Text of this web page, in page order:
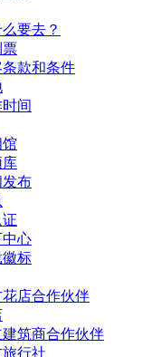
要去？
票
款和条件
间
馆
库
发布
心
标
店合作伙伴
筑商合作伙伴
行社